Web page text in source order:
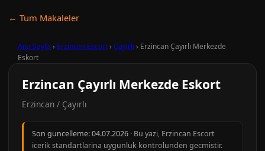
← Tum Makaleler
Ana Sayfa › Erzincan Escort› Çayırlı › Erzincan Çayırlı Merkezde
Eskort
Erzincan Çayırlı Merkezde Eskort
Erzincan / Çayırlı
Son guncelleme:04.07.2026 · Bu yazi, Erzincan Escort
icerik standartlarina uygunluk kontrolunden gecmistir.